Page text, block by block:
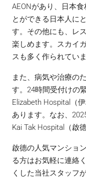
AEONがあり、日本
とができる日本人に
す。その他にも、レ
楽しめます。スカイ
スも多く作られていま
また、病気や治療の
す。24時間受付けの
Elizabeth Hospital（
あります。なお、
Kai Tak Hospital（啟
啟德の人気マンショ
る方はお気軽に連絡
くした当社スタッフ